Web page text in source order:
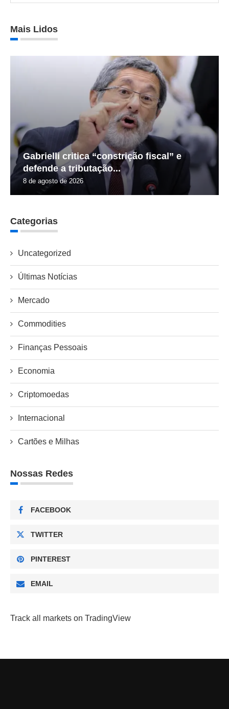
Mais Lidos
Gabrielli critica “constrição fiscal” e
defende a tributação...
8 de agosto de 2026
Categorias
Uncategorized
Últimas Notícias
Mercado
Commodities
Finanças Pessoais
Economia
Criptomoedas
Internacional
Cartões e Milhas
Nossas Redes
FACEBOOK
TWITTER
PINTEREST
EMAIL
Track all markets on TradingView